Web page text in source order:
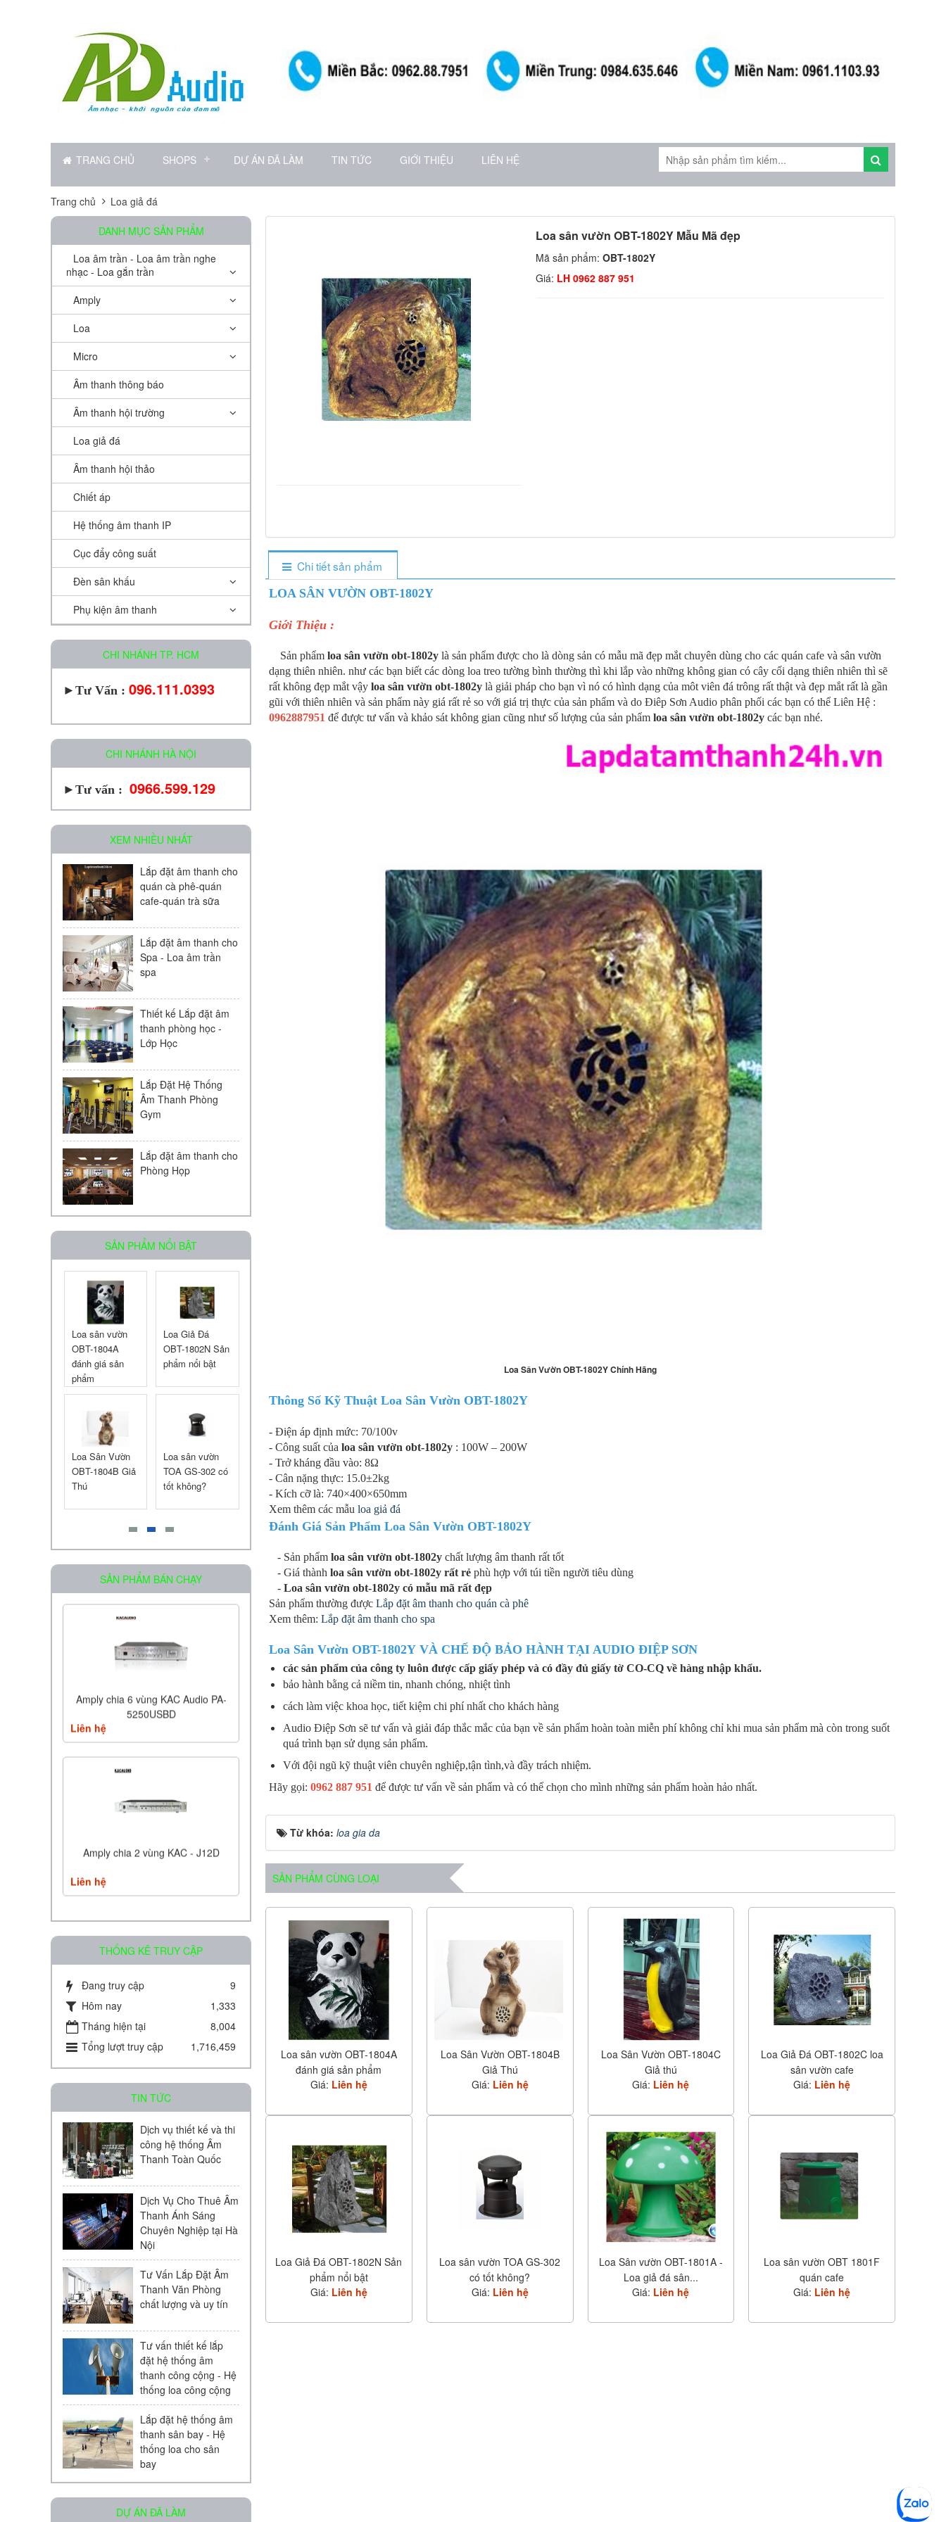
TRANG CHỦ SHOPS DỰ ÁN ĐÃ LÀM TIN TỨC GIỚI THIỆU LIÊN HỆ
Trang chủ Loa giả đá
Loa sân vườn OBT-1802Y Mẫu Mã đẹp
Mã sản phẩm: OBT-1802Y
Giá: LH 0962 887 951
Chi tiết sản phẩm
LOA SÂN VƯỜN OBT-1802Y
Giới Thiệu :
Sản phẩm loa sân vườn obt-1802y là sản phẩm được cho là dòng sản có mẫu mã đẹp mắt chuyên dùng cho các quán cafe và sân vườn
dạng thiên nhiên. như các bạn biết các dòng loa treo tường bình thường thì khi lắp vào những không gian có cây cối dạng thiên nhiên thì sẽ
rất không đẹp mắt vậy loa sân vườn obt-1802y là giải pháp cho bạn vì nó có hình dạng của môt viên đá trông rất thật và đẹp mắt rất là gần
gũi với thiên nhiên và sản phẩm này giá rất rẻ so với giá trị thực của sản phẩm và do Điêp Sơn Audio phân phối các bạn có thể Liên Hệ :
0962887951 để được tư vấn và khảo sát không gian cũng như số lượng của sản phẩm loa sân vườn obt-1802y các bạn nhé.
Loa Sân Vườn OBT-1802Y Chính Hãng
Thông Số Kỹ Thuật Loa Sân Vườn OBT-1802Y
- Điện áp định mức: 70/100v
- Công suất của loa sân vườn obt-1802y : 100W – 200W
- Trở kháng đầu vào: 8Ω
- Cân nặng thực: 15.0±2kg
- Kích cỡ là: 740×400×650mm
Xem thêm các mẫu loa giả đá
Đánh Giá Sản Phẩm Loa Sân Vườn OBT-1802Y
- Sản phẩm loa sân vườn obt-1802y chất lượng âm thanh rất tốt
- Giá thành loa sân vườn obt-1802y rất rẻ phù hợp với túi tiền người tiêu dùng
- Loa sân vườn obt-1802y có mẫu mã rất đẹp
Sản phẩm thường được Lắp đặt âm thanh cho quán cà phê
Xem thêm: Lắp đặt âm thanh cho spa
Loa Sân Vườn OBT-1802Y VÀ CHẾ ĐỘ BẢO HÀNH TẠI AUDIO ĐIỆP SƠN
các sản phẩm của công ty luôn được cấp giấy phép và có đầy đủ giấy tờ CO-CQ về hàng nhập khẩu.
bảo hành bằng cả niềm tin, nhanh chóng, nhiệt tình
cách làm việc khoa học, tiết kiệm chi phí nhất cho khách hàng
Audio Điệp Sơn sẽ tư vấn và giải đáp thắc mắc của bạn về sản phẩm hoàn toàn miễn phí không chỉ khi mua sản phẩm mà còn trong suốt
quá trình bạn sử dụng sản phẩm.
Với đội ngũ kỹ thuật viên chuyên nghiệp,tận tình,và đầy trách nhiệm.
Hãy gọi: 0962 887 951 để được tư vấn về sản phẩm và có thể chọn cho mình những sản phẩm hoàn hảo nhất.
Từ khóa: loa gia da
SẢN PHẨM CÙNG LOẠI
Loa sân vườn OBT-1804A
đánh giá sản phẩm
Giá: Liên hệ
Loa Sân Vườn OBT-1804B
Giả Thú
Giá: Liên hệ
Loa Sân Vườn OBT-1804C
Giả thú
Giá: Liên hệ
Loa Giả Đá OBT-1802C loa
sân vườn cafe
Giá: Liên hệ
Loa Giả Đá OBT-1802N Sản
phẩm nổi bật
Giá: Liên hệ
Loa sân vườn TOA GS-302
có tốt không?
Giá: Liên hệ
Loa Sân vườn OBT-1801A -
Loa giả đá sân...
Giá: Liên hệ
Loa sân vườn OBT 1801F
quán cafe
Giá: Liên hệ
DANH MỤC SẢN PHẨM
Loa âm trần - Loa âm trần nghe
nhạc - Loa gắn trần
Amply
Loa
Micro
Âm thanh thông báo
Âm thanh hội trường
Loa giả đá
Âm thanh hội thảo
Chiết áp
Hệ thống âm thanh IP
Cục đẩy công suất
Đèn sân khấu
Phụ kiện âm thanh
CHI NHÁNH TP. HCM
► Tư Vấn : 096.111.0393
CHI NHÁNH HÀ NỘI
►Tư vấn : 0966.599.129
XEM NHIỀU NHẤT
Lắp đặt âm thanh cho
quán cà phê-quán
cafe-quán trà sữa
Lắp đặt âm thanh cho
Spa - Loa âm trần
spa
Thiết kế Lắp đặt âm
thanh phòng học -
Lớp Học
Lắp Đặt Hệ Thống
Âm Thanh Phòng
Gym
Lắp đặt âm thanh cho
Phòng Họp
SẢN PHẨM NỔI BẬT
Loa sân vườn
OBT-1804A
đánh giá sản
phẩm
Loa Sân Vườn
OBT-1804B Giả
Thú
Loa Giả Đá
OBT-1802N Sản
phẩm nổi bật
Loa sân vườn
TOA GS-302 có
tốt không?
Loa giả đá OBT-
1802U
Loa JBL Control
25 Loa treo
tường
Loa âm trần
đánh giá sản
SẢN PHẨM BÁN CHẠY
Loa âm trần OBT-511
Liên hệ
Loa âm trần OBT-605
Liên hệ
Loa Treo Tường Kasen 206 GT
Liên hệ
Amply chia 6 vùng KAC Audio PA-
5250USBD
Liên hệ
Amply chia 2 vùng KAC - J12D
Liên hệ
Amply chia 2 vùng KAC - J08D
Liên hệ
Amply chia 2 vùng KAC - J60D
Liên hệ
Loa âm trần KAC - 104 | Chính
Liên hệ
Micro Bosch LBC 2900/20
THỐNG KÊ TRUY CẬP
Đang truy cập
9
Hôm nay
1,333
Tháng hiện tại
8,004
Tổng lượt truy cập
1,716,459
TIN TỨC
Dịch vụ thiết kế và thi
công hệ thống Âm
Thanh Toàn Quốc
Dịch Vụ Cho Thuê Âm
Thanh Ánh Sáng
Chuyên Nghiệp tại Hà
Nội
Tư Vấn Lắp Đặt Âm
Thanh Văn Phòng
chất lượng và uy tín
Tư vấn thiết kế lắp
đặt hệ thống âm
thanh công cộng - Hệ
thống loa công cộng
Lắp đặt hệ thống âm
thanh sân bay - Hệ
thống loa cho sân
bay
DỰ ÁN ĐÃ LÀM